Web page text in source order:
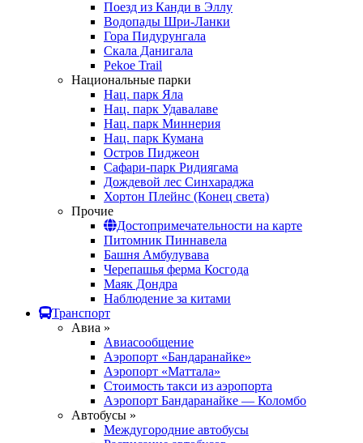
Поезд из Канди в Эллу
Водопады Шри-Ланки
Гора Пидурунгала
Скала Данигала
Pekoe Trail
Национальные парки
Нац. парк Яла
Нац. парк Удавалаве
Нац. парк Миннерия
Нац. парк Кумана
Остров Пиджеон
Сафари-парк Ридиягама
Дождевой лес Синхараджа
Хортон Плейнс (Конец света)
Прочие
Достопримечательности на карте
Питомник Пиннавела
Башня Амбулувава
Черепашья ферма Косгода
Маяк Дондра
Наблюдение за китами
Транспорт
Авиа »
Авиасообщение
Аэропорт «Бандаранайке»
Аэропорт «Маттала»
Стоимость такси из аэропорта
Аэропорт Бандаранайке — Коломбо
Автобусы »
Междугородние автобусы